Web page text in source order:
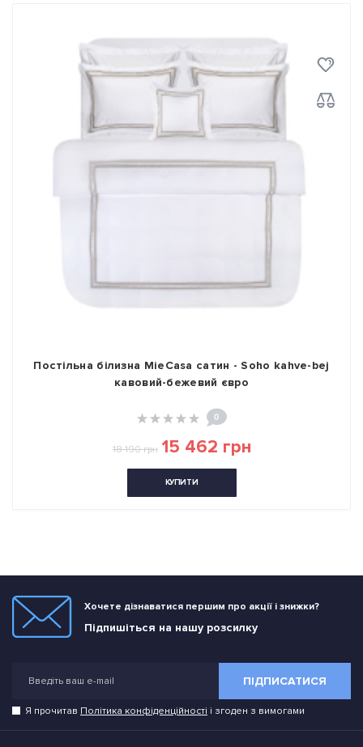
Постільна білизна MieCasa сатин - Soho kahve-bej
кавовий-бежевий євро
0
18 190 грн 15 462 грн
КУПИТИ
Хочете дізнаватися першим про акції і знижки?
Підпишіться на нашу розсилку
ПІДПИСАТИСЯ
Я прочитав Політика конфіденційності і згоден з вимогами